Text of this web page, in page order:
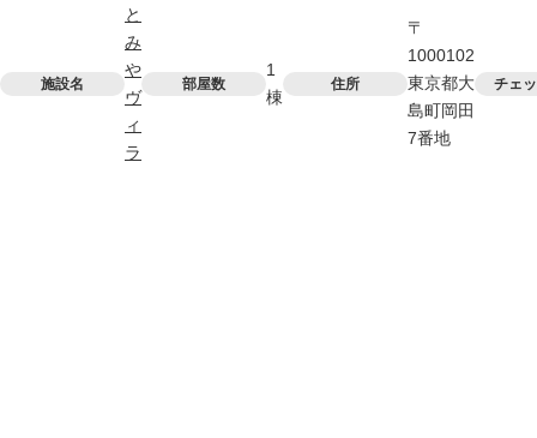
施設名
と
み
や
ヴ
ィ
ラ
部屋数
1
棟
住所
〒
1000102
東京都大
島町岡田
7番地
チェ